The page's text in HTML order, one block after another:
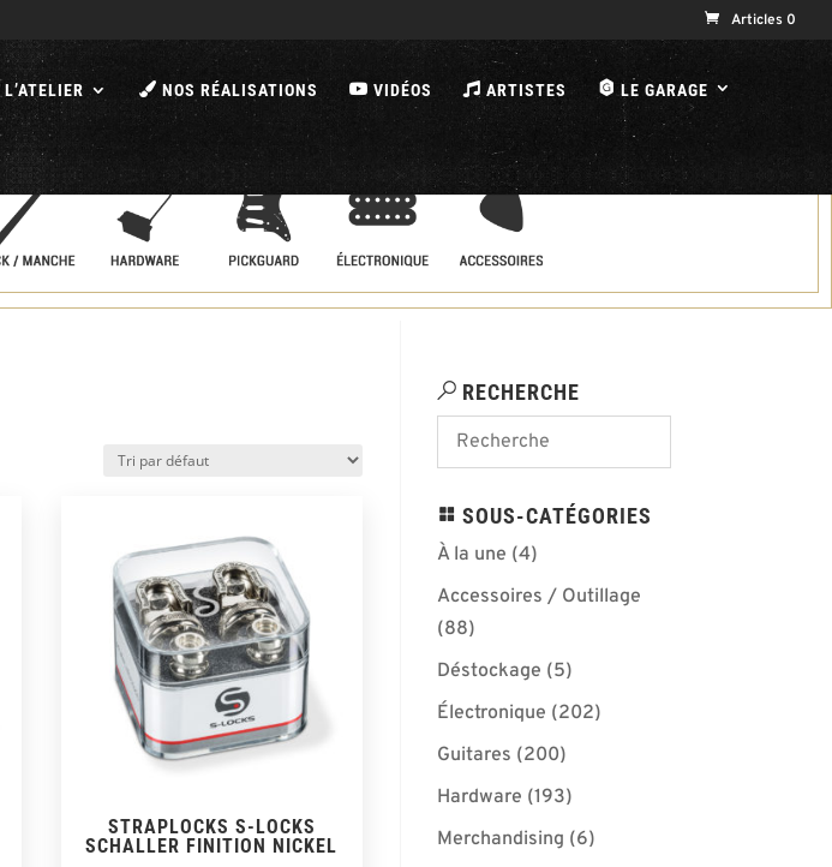
Articles 0
L’ATELIER NOS RÉALISATIONS VIDÉOS ARTISTES B LE GARAGE
STRAPLOCKS S-LOCKS
SCHALLER FINITION NICKEL
RECHERCHE
SOUS-CATÉGORIES
À la une (4)
Accessoires / Outillage
(88)
Déstockage (5)
Électronique (202)
Guitares (200)
Hardware (193)
Merchandising (6)